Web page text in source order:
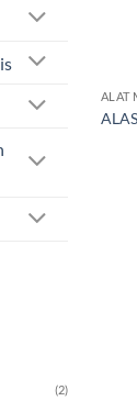
(2)
ALAT